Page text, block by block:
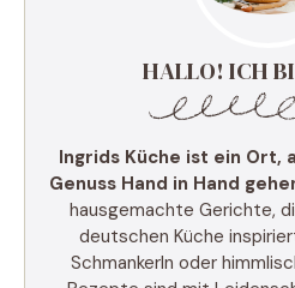
HALLO! ICH
Ingrids Küche ist ein Ort,
Genuss Hand in Hand
hausgemachte Gerichte,
deutschen Küche
Schmankerln oder